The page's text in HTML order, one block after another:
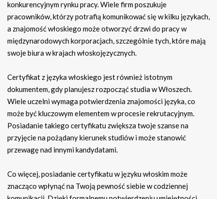
konkurencyjnym rynku pracy. Wiele firm poszukuje
pracowników, którzy potrafią komunikować się w kilku językach,
a znajomość włoskiego może otworzyć drzwi do pracy w
międzynarodowych korporacjach, szczególnie tych, które mają
swoje biura w krajach włoskojęzycznych.
Certyfikat z języka włoskiego jest również istotnym
dokumentem, gdy planujesz rozpocząć studia w Włoszech.
Wiele uczelni wymaga potwierdzenia znajomości języka, co
może być kluczowym elementem w procesie rekrutacyjnym.
Posiadanie takiego certyfikatu zwiększa twoje szanse na
przyjęcie na pożądany kierunek studiów i może stanowić
przewagę nad innymi kandydatami.
Co więcej, posiadanie certyfikatu w języku włoskim może
znacząco wpłynąć na Twoją pewność siebie w codziennej